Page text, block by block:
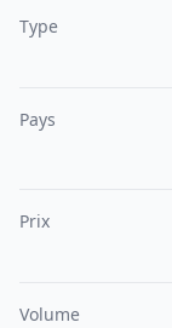
Type
Pays
Prix
Volume